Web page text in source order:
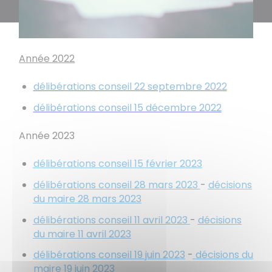
Année 2022
délibérations conseil 22 septembre 2022
délibérations conseil 15 décembre 2022
Année 2023
délibérations conseil 15 février 2023
délibérations conseil 28 mars 2023 - décisions
du maire 28 mars 2023
délibérations conseil 11 avril 2023 - décisions
du maire 11 avril 2023
délibérations conseil 19 juin 2023 - décisions du
maire 19 juin 2023